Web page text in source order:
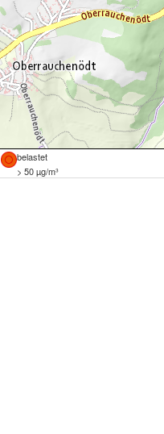
belastet
> 50 µg/m³